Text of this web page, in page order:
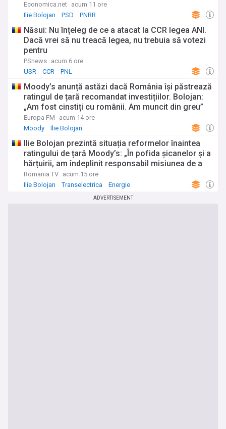
Economica.net acum 11 ore
Ilie Bolojan
PSD PNRR
Năsui: Nu înțeleg de ce a atacat la CCR legea ANI.
Dacă vrei să nu treacă legea, nu trebuia să votezi
pentru
PSnews acum 6 ore
USR
CCR PNL
Moody’s anunță astăzi dacă România își păstrează
ratingul de țară recomandat investițiilor. Bolojan:
„Am fost cinstiți cu românii. Am muncit din greu”
Europa FM
acum 14 ore
Moody
Ilie Bolojan
Ilie Bolojan prezintă situația reformelor înaintea
ratingului de țară Moody’s: „În pofida șicanelor și a
hărțuirii, am îndeplinit responsabil misiunea de a
guverna și administra țara noastră”
Romania TV acum 15 ore
Ilie Bolojan
Transelectrica Energie
ADVERTISEMENT